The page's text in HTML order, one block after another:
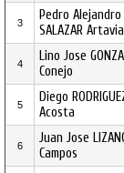
3
Pedro Alejandro
SALAZAR Artavia
4
Lino Jose
Conejo
5
Diego
Acosta
6
Juan Jose
Campos